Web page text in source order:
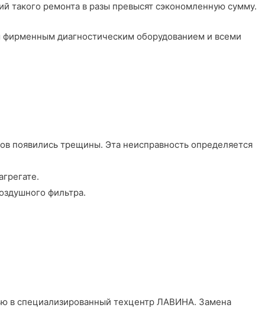
такого ремонта в разы превысят сэкономленную сумму.
диагностическим оборудованием и всеми
появились трещины. Эта неисправность определяется
фильтра.
в специализированный техцентр ЛАВИНА. Замена